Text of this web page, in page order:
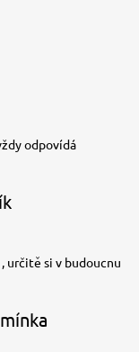
odpovídá
určitě si v budoucnu